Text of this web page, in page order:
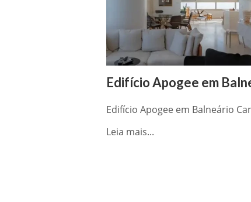
Edifício Apogee em
Edifício Apogee em Balneário
Leia mais...